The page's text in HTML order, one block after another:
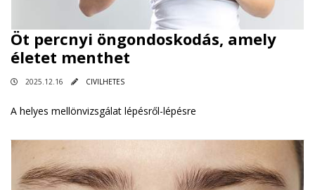
Öt percnyi öngondoskodás, amely
életet menthet
2025.12.16 CIVILHETES
A helyes mellönvizsgálat lépésről-lépésre